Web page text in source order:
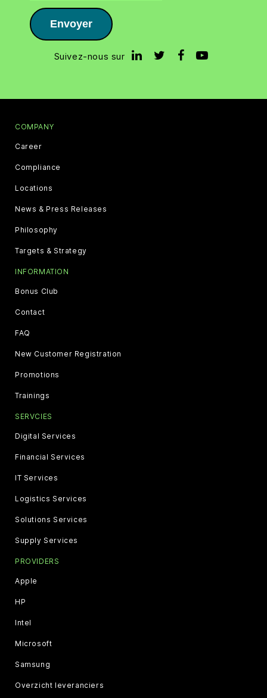
Envoyer
Suivez-nous sur
COMPANY
Career
Compliance
Locations
News & Press Releases
Philosophy
Targets & Strategy
INFORMATION
Bonus Club
Contact
FAQ
New Customer Registration
Promotions
Trainings
SERVCIES
Digital Services
Financial Services
IT Services
Logistics Services
Solutions Services
Supply Services
PROVIDERS
Apple
HP
Intel
Microsoft
Samsung
Overzicht leveranciers